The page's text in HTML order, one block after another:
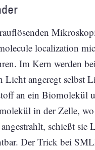
localization
Im Kern werden
angeregt selbst
an ein Biomolekül
in der Zelle,
schießt
Der Trick bei